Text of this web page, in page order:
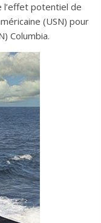
l’effet potentiel de
(USN) pour
Columbia.